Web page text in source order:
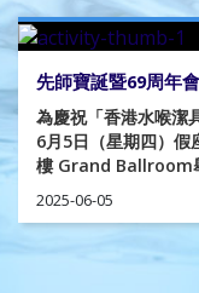
先師寶誕暨69周年
為慶祝「香港水喉潔
6月5日（星期四）假
樓 Grand Ballroom
2025-06-05